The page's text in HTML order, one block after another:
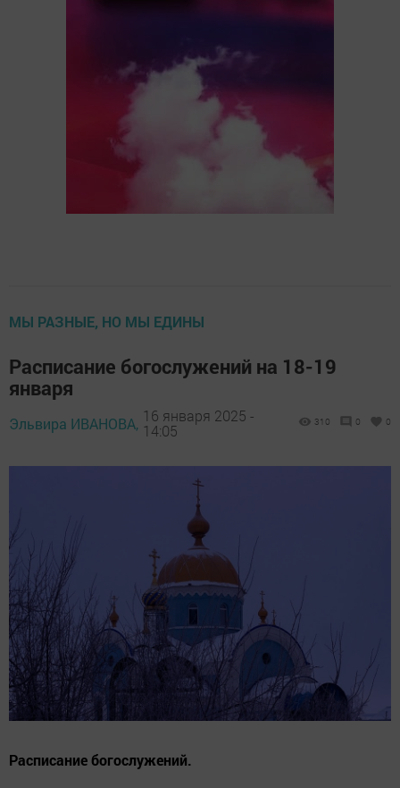
МЫ РАЗНЫЕ, НО МЫ ЕДИНЫ
Расписание богослужений на 18-19
января
Эльвира ИВАНОВА, 16 января 2025 -
14:05
310 0 0
Расписание богослужений.